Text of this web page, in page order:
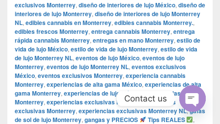
exclusivos Monterrey, diseño de interiores de lujo México, diseño de
interiores de lujo Monterrey, diseño de interiores de lujo Monterrey
NL, edibles cannabis en Monterrey, edibles cannabis Monterrey.,
edibles frescos Monterrey, entrega cannabis Monterrey, entrega
rápida cannabis Monterrey, entregas en mano Monterrey, estilo de
vida de lujo México, estilo de vida de lujo Monterrey, estilo de vida
de lujo Monterrey NL, eventos de lujo México, eventos de lujo
Monterrey, eventos de lujo Monterrey NL, eventos exclusivos
México, eventos exclusivos Monterrey, experiencia cannabis
Monterrey, experiencias de alta gama México, experiencias de alta
gama Monterrey, experiencias de lujo México
experiencias de lujo
Monterrey, experiencias exclusivas México ,experiencias
exclusivas Monterrey, experiencias exclusivas Monterrey NL,gafas
de sol de lujo Monterrey, gangas y PRECIOS Tips REALES ,
Contact us
Open